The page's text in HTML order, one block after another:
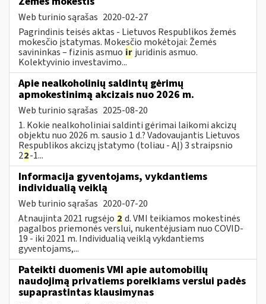
Web turinio sąrašas 2020-02-27
Pagrindinis teisės aktas - Lietuvos Respublikos žemės
mokesčio įstatymas. Mokesčio mokėtojai: Žemės
savininkas – fizinis asmuo ir juridinis asmuo.
Kolektyvinio investavimo...
Apie nealkoholinių saldintų gėrimų
apmokestinimą akcizais nuo 2026 m.
Web turinio sąrašas 2025-08-20
1. Kokie nealkoholiniai saldinti gėrimai laikomi akcizų
objektu nuo 2026 m. sausio 1 d.? Vadovaujantis Lietuvos
Respublikos akcizų įstatymo (toliau - AĮ) 3 straipsnio
22-1...
Informacija gyventojams, vykdantiems
individualią veiklą
Web turinio sąrašas 2020-07-20
Atnaujinta 2021 rugsėjo 2 d. VMI teikiamos mokestinės
pagalbos priemonės verslui, nukentėjusiam nuo COVID-
19 - iki 2021 m. Individualią veiklą vykdantiems
gyventojams,...
Pateikti duomenis VMI apie automobilių
naudojimą privatiems poreikiams verslui padės
supaprastintas klausimynas